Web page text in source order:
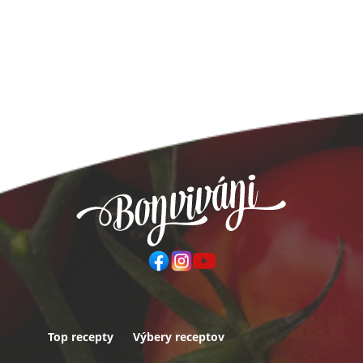
Top recepty Výbery receptov